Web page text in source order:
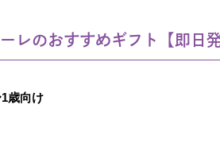
ーレのおすすめギフト【即日
歳向け